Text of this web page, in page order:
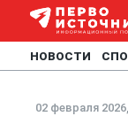
НОВОСТИ
02 февраля